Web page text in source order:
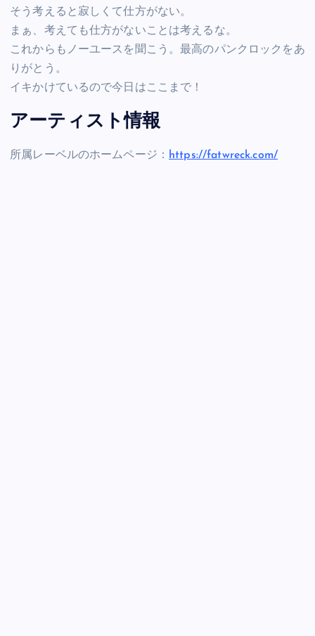
そう考えると寂しくて仕方がない。
まぁ、考えても仕方がないことは考えるな。
これからもノーユースを聞こう。最高のパンクロックをあ
りがとう。
イキかけているので今日はここまで！
アーティスト情報
所属レーベルのホームページ： https://fatwreck.com/